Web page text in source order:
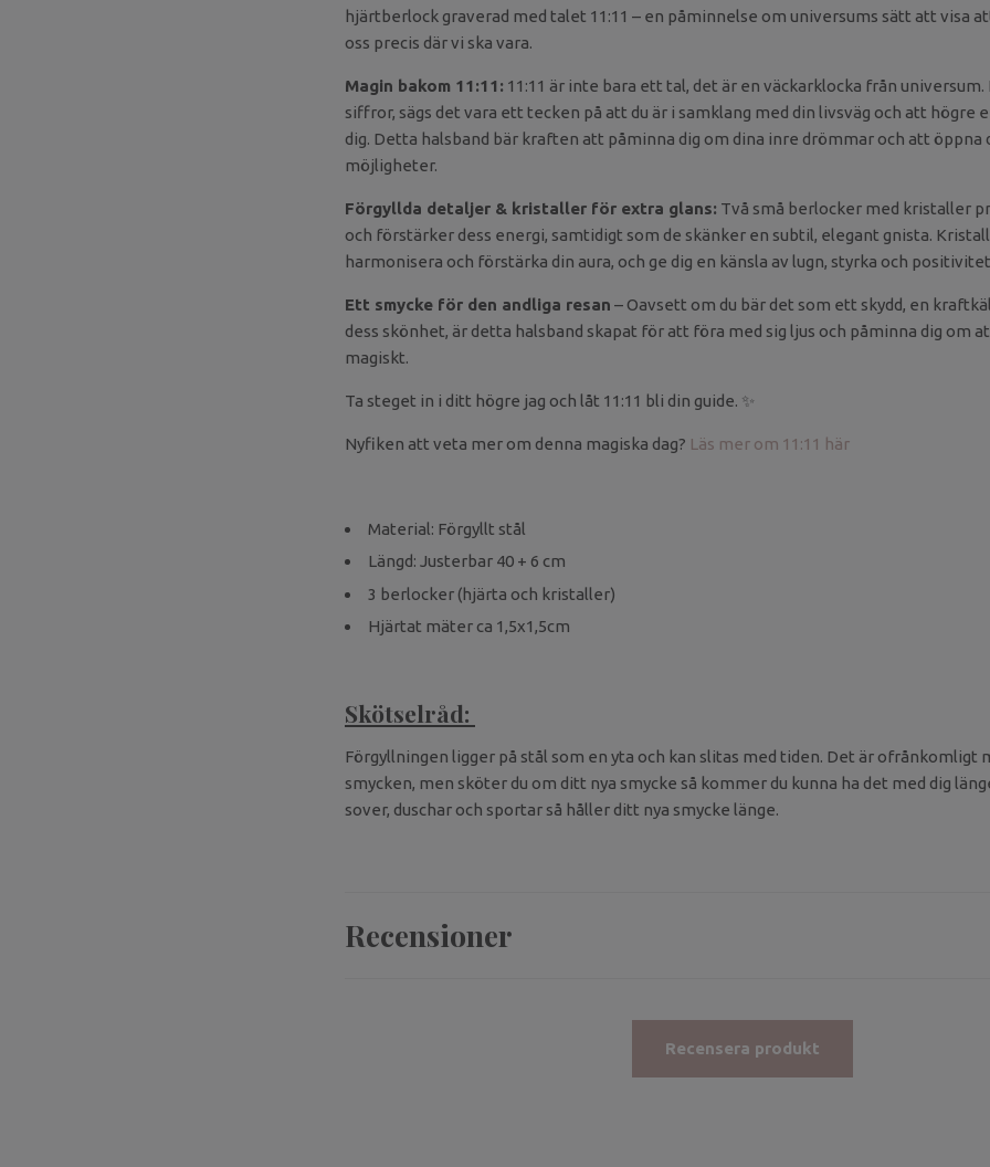
hjärtberlock graverad med talet 11:11 – en påminnelse om universums sätt att visa
oss precis där vi ska vara.
Magin bakom 11:11: 11:11 är inte bara ett tal, det är en väckarklocka från universum.
siffror, sägs det vara ett tecken på att du är i samklang med din livsväg och att högre
dig. Detta halsband bär kraften att påminna dig om dina inre drömmar och att öppna
möjligheter.
Förgyllda detaljer & kristaller för extra glans: Två små berlocker med kristaller
och förstärker dess energi, samtidigt som de skänker en subtil, elegant gnista.
harmonisera och förstärka din aura, och ge dig en känsla av lugn, styrka och
Ett smycke för den andliga resan – Oavsett om du bär det som ett skydd, en
dess skönhet, är detta halsband skapat för att föra med sig ljus och påminna dig om
magiskt.
Ta steget in i ditt högre jag och låt 11:11 bli din guide. ✨
Nyfiken att veta mer om denna magiska dag? Läs mer om 11:11 här
Material: Förgyllt stål
Längd: Justerbar 40 + 6 cm
3 berlocker (hjärta och kristaller)
Hjärtat mäter ca 1,5x1,5cm
Skötselråd:
Förgyllningen ligger på stål som en yta och kan slitas med tiden. Det är ofrånkomligt
smycken, men sköter du om ditt nya smycke så kommer du kunna ha det med dig
sover, duschar och sportar så håller ditt nya smycke länge.
Recensioner
Recensera produkt